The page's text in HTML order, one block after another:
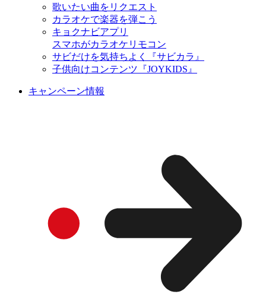
歌いたい曲をリクエスト
カラオケで楽器を弾こう
キョクナビアプリ
スマホがカラオケリモコン
サビだけを気持ちよく『サビカラ』
子供向けコンテンツ『JOYKIDS』
キャンペーン情報